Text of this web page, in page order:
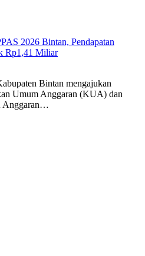
2026 Bintan, Pendapatan
Rp1,41 Miliar
Bintan mengajukan
Umum Anggaran (KUA) dan
Anggaran…